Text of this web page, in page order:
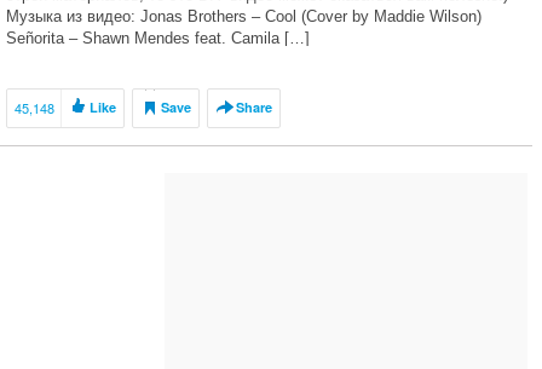
Музыка из видео: Jonas Brothers – Cool (Cover by Maddie Wilson)
Señorita – Shawn Mendes feat. Camila […]
45,148 Like Save Share